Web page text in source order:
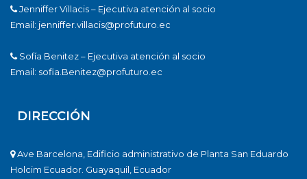
Jenniffer Villacis – Ejecutiva atención al socio
Email: jenniffer.villacis@profuturo.ec
Sofía Benitez – Ejecutiva atención al socio
Email: sofia.Benitez@profuturo.ec
DIRECCIÓN
Ave Barcelona, Edificio administrativo de Planta San Eduardo
Holcim Ecuador. Guayaquil, Ecuador